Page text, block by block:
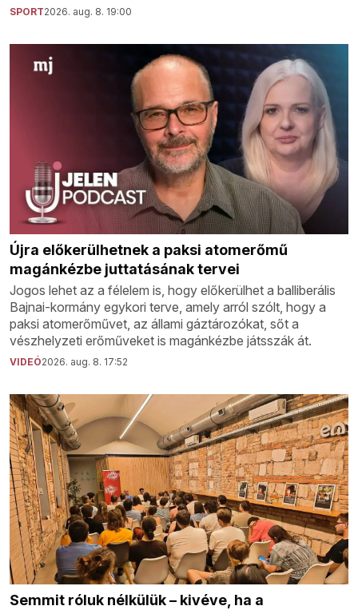
SPORT2026. aug. 8. 19:00
Újra előkerülhetnek a paksi atomerőmű
magánkézbe juttatásának tervei
Jogos lehet az a félelem is, hogy előkerülhet a balliberális
Bajnai-kormány egykori terve, amely arról szólt, hogy a
paksi atomerőművet, az állami gáztározókat, sőt a
vészhelyzeti erőműveket is magánkézbe játsszák át.
VIDEÓ2026. aug. 8. 17:52
Semmit róluk nélkülük – kivéve, ha a